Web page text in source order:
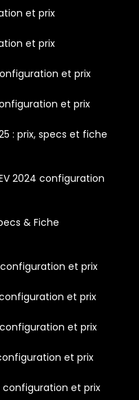
et prix
et prix
et prix
et prix
: prix, specs et fiche
2024 configuration
& Fiche
et prix
et prix
et prix
et prix
configuration et prix